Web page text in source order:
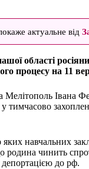
актуальне від
області
процесу на 11
Мелітополь Івана
навчальних
родина чинить
до рф.